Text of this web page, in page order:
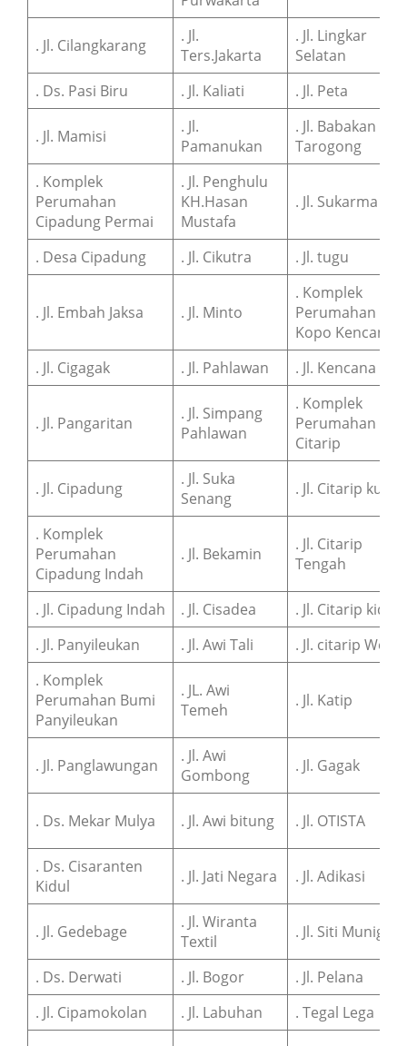
. Jl. Cilangkarang
. Jl.
Ters.Jakarta
. Jl. Lingkar
Selatan
. Ds. Pasi Biru
. Jl. Kaliati . Jl. Peta
. Jl. Mamisi
. Jl.
Pamanukan
. Jl. Babakan
Tarogong
. Komplek
Perumahan
Cipadung Permai
. Jl. Penghulu
KH.Hasan
Mustafa
. Jl. Sukarma
. Desa Cipadung . Jl. Cikutra . Jl. tugu
. Jl. Embah Jaksa . Jl. Minto
. Komplek
Perumahan
Kopo Kencana
. Jl. Cigagak
. Jl. Pahlawan . Jl. Kencana
. Jl. Pangaritan
. Jl. Simpang
Pahlawan
. Komplek
Perumahan
Citarip
. Jl. Cipadung
. Jl. Suka
Senang
. Jl. Citarip kulon
. Komplek
Perumahan
Cipadung Indah
. Jl. Bekamin
. Jl. Citarip
Tengah
. Jl. Cipadung Indah . Jl. Cisadea
. Jl. Citarip kidul
. Jl. Panyileukan
. Jl. Awi Tali
. Jl. citarip
. Komplek
Perumahan Bumi
Panyileukan
. JL. Awi
Temeh
. Jl. Katip
. Jl. Panglawungan
. Jl. Awi
Gombong
. Jl. Gagak
. Ds. Mekar Mulya . Jl. Awi bitung . Jl. OTISTA
. Ds. Cisaranten
Kidul
. Jl. Jati Negara . Jl. Adikasi
. Jl. Gedebage
. Jl. Wiranta
Textil
. Jl. Siti Munigar
. Ds. Derwati . Jl. Bogor
. Jl. Pelana
. Jl. Cipamokolan
. Jl. Labuhan . Tegal Lega